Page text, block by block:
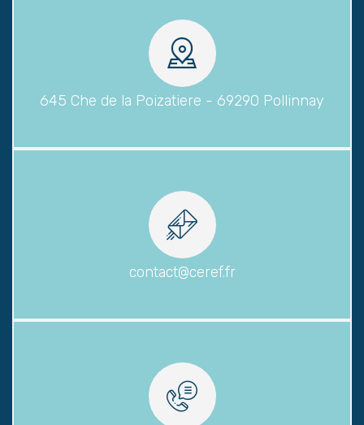
645 Che de la Poizatiere - 69290 Pollinnay
contact@ceref.fr